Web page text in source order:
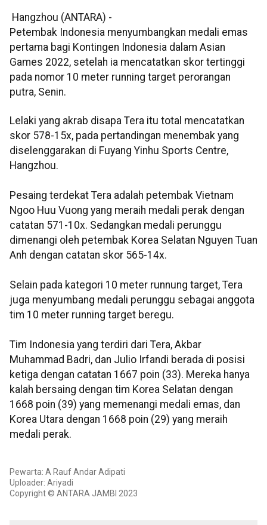
Hangzhou (ANTARA) -
Petembak Indonesia menyumbangkan medali emas
pertama bagi Kontingen Indonesia dalam Asian
Games 2022, setelah ia mencatatkan skor tertinggi
pada nomor 10 meter running target perorangan
putra, Senin.
Lelaki yang akrab disapa Tera itu total mencatatkan
skor 578-15x, pada pertandingan menembak yang
diselenggarakan di Fuyang Yinhu Sports Centre,
Hangzhou.
Pesaing terdekat Tera adalah petembak Vietnam
Ngoo Huu Vuong yang meraih medali perak dengan
catatan 571-10x. Sedangkan medali perunggu
dimenangi oleh petembak Korea Selatan Nguyen Tuan
Anh dengan catatan skor 565-14x.
Selain pada kategori 10 meter runnung target, Tera
juga menyumbang medali perunggu sebagai anggota
tim 10 meter running target beregu.
Tim Indonesia yang terdiri dari Tera, Akbar
Muhammad Badri, dan Julio Irfandi berada di posisi
ketiga dengan catatan 1667 poin (33). Mereka hanya
kalah bersaing dengan tim Korea Selatan dengan
1668 poin (39) yang memenangi medali emas, dan
Korea Utara dengan 1668 poin (29) yang meraih
medali perak.
Pewarta: A Rauf Andar Adipati
Uploader: Ariyadi
Copyright © ANTARA JAMBI 2023